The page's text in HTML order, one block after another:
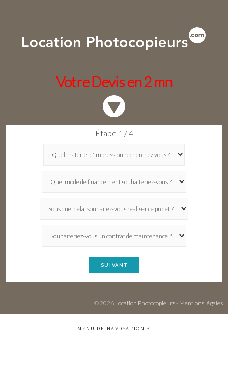
Votre Devis en 2 mn
Étape 1 / 4
SUIVANT
© 2026 Location Photocopieurs- Mentions légales
MENU DE NAVIGATION